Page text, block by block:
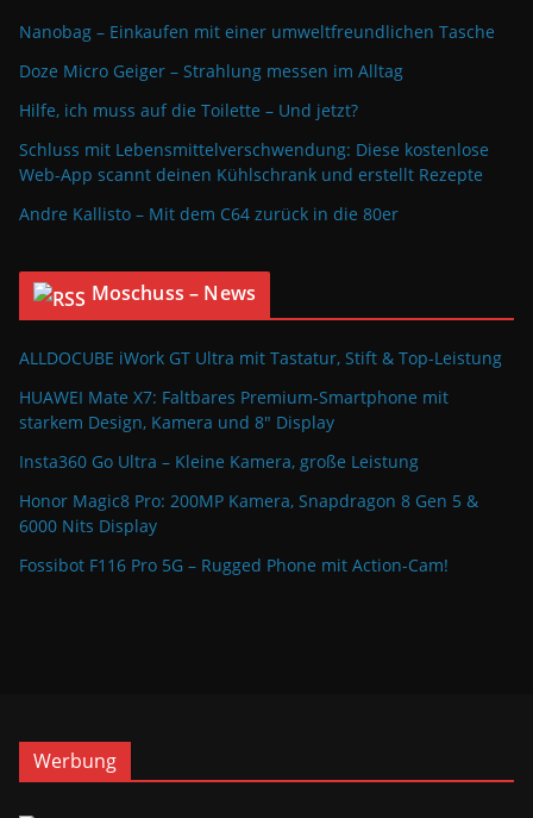
Nanobag – Einkaufen mit einer umweltfreundlichen Tasche
Doze Micro Geiger – Strahlung messen im Alltag
Hilfe, ich muss auf die Toilette – Und jetzt?
Schluss mit Lebensmittelverschwendung: Diese kostenlose
Web-App scannt deinen Kühlschrank und erstellt Rezepte
Andre Kallisto – Mit dem C64 zurück in die 80er
Moschuss – News
ALLDOCUBE iWork GT Ultra mit Tastatur, Stift & Top-Leistung
HUAWEI Mate X7: Faltbares Premium-Smartphone mit
starkem Design, Kamera und 8″ Display
Insta360 Go Ultra – Kleine Kamera, große Leistung
Honor Magic8 Pro: 200MP Kamera, Snapdragon 8 Gen 5 &
6000 Nits Display
Fossibot F116 Pro 5G – Rugged Phone mit Action-Cam!
Werbung